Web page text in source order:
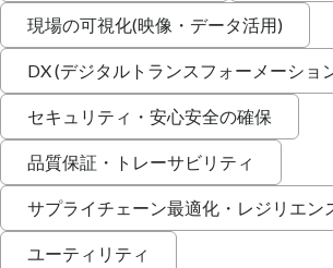
現場の可視化(映像・データ活用)
DX (デジタルトランスフォーメーショ
セキュリティ・安心安全の確保
品質保証・トレーサビリティ
サプライチェーン最適化・レジリエン
ユーティリティ